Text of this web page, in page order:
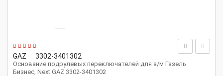
GAZ 3302-3401302
Основание подрулевых переключателей для а/м Газель
Бизнес, Next GAZ 3302-3401302